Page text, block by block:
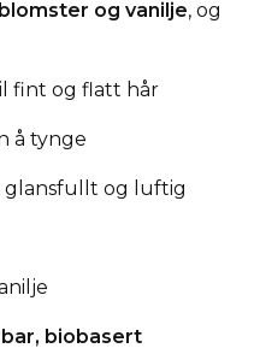
og vanilje, og
fint og flatt hår
å tynge
og luftig
biobasert